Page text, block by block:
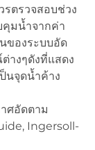
รตรวจสอบช่วง
มน้ำจากค่า
ของระบบอัด
างๆดังที่แสดง
นจุดน้ำค้าง
ศอัดตาม
Ingersoll-